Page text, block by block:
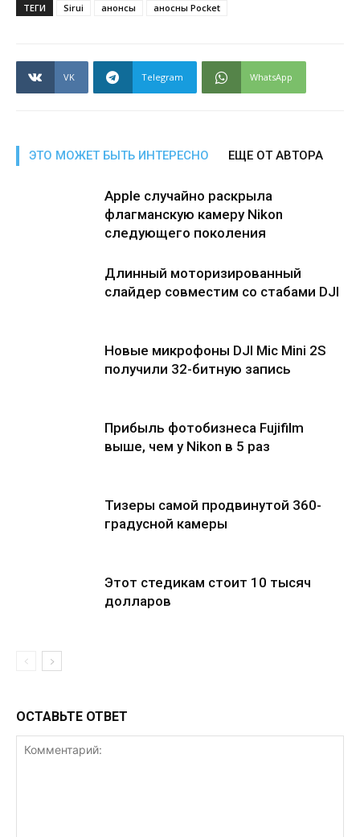
ТЕГИ Sirui анонсы аносны Pocket
VK Telegram WhatsApp
ЭТО МОЖЕТ БЫТЬ ИНТЕРЕСНО ЕЩЕ ОТ АВТОРА
Apple случайно раскрыла
флагманскую камеру Nikon
следующего поколения
Длинный моторизированный
слайдер совместим со стабами DJI
Новые микрофоны DJI Mic Mini 2S
получили 32-битную запись
Прибыль фотобизнеса Fujifilm
выше, чем у Nikon в 5 раз
Тизеры самой продвинутой 360-
градусной камеры
Этот стедикам стоит 10 тысяч
долларов
ОСТАВЬТЕ ОТВЕТ